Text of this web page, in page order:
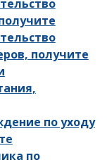
получите
по уходу
по